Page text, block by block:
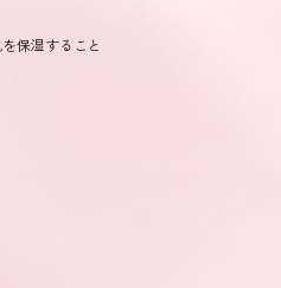
保湿すること